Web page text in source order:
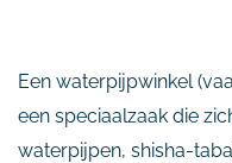
Een waterpijpwinkel
een speciaalzaak die
waterpijpen, shisha-